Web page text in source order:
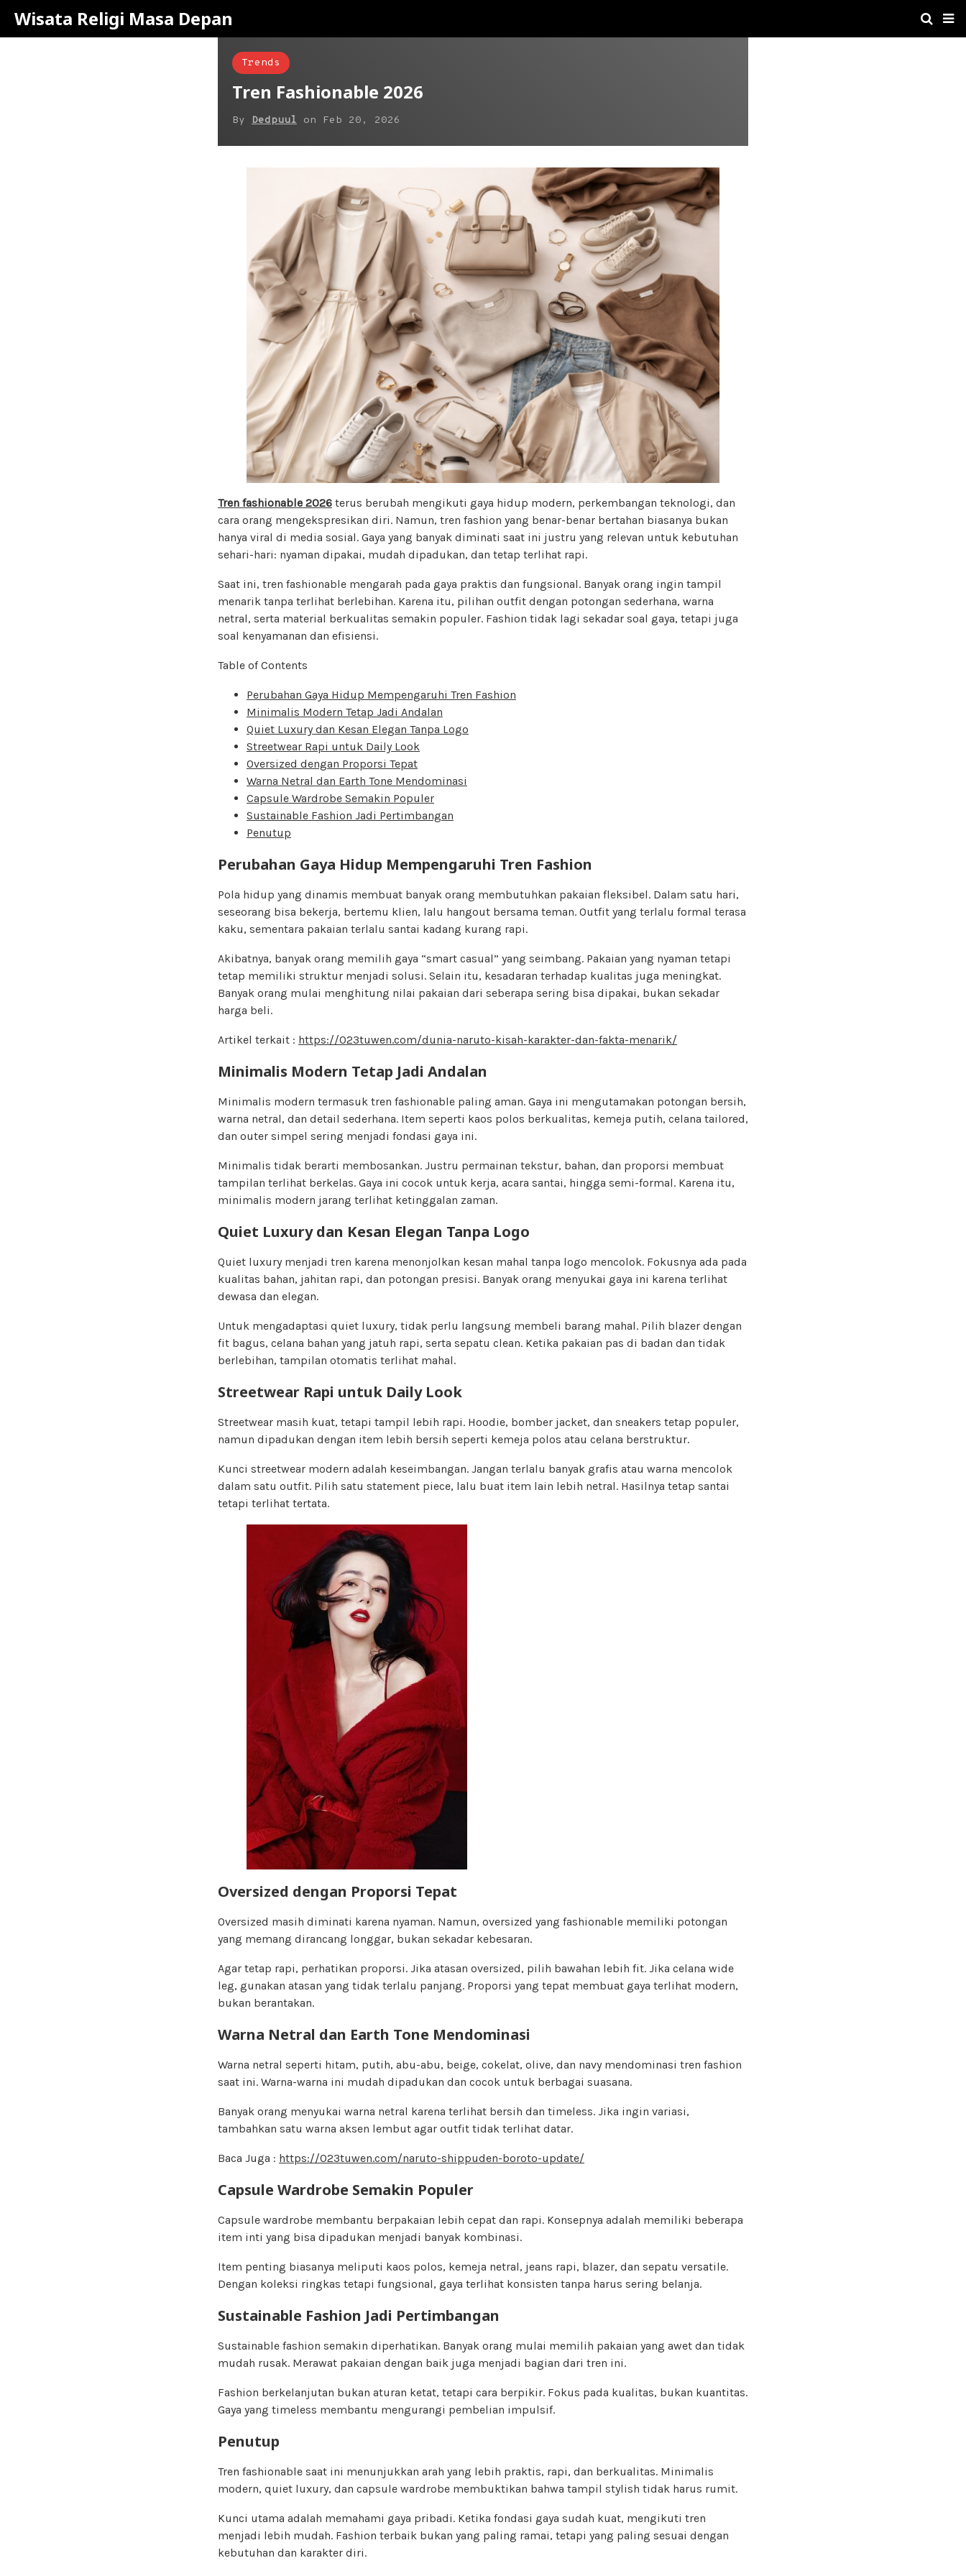
Wisata Religi Masa Depan
Trends
Tren Fashionable 2026
By Dedpuul on Feb 20, 2026
Tren fashionable 2026 terus berubah mengikuti gaya hidup modern, perkembangan teknologi, dan
cara orang mengekspresikan diri. Namun, tren fashion yang benar-benar bertahan biasanya bukan
hanya viral di media sosial. Gaya yang banyak diminati saat ini justru yang relevan untuk kebutuhan
sehari-hari: nyaman dipakai, mudah dipadukan, dan tetap terlihat rapi.
Saat ini, tren fashionable mengarah pada gaya praktis dan fungsional. Banyak orang ingin tampil
menarik tanpa terlihat berlebihan. Karena itu, pilihan outfit dengan potongan sederhana, warna
netral, serta material berkualitas semakin populer. Fashion tidak lagi sekadar soal gaya, tetapi juga
soal kenyamanan dan efisiensi.
Table of Contents
Perubahan Gaya Hidup Mempengaruhi Tren Fashion
Minimalis Modern Tetap Jadi Andalan
Quiet Luxury dan Kesan Elegan Tanpa Logo
Streetwear Rapi untuk Daily Look
Oversized dengan Proporsi Tepat
Warna Netral dan Earth Tone Mendominasi
Capsule Wardrobe Semakin Populer
Sustainable Fashion Jadi Pertimbangan
Penutup
Perubahan Gaya Hidup Mempengaruhi Tren Fashion
Pola hidup yang dinamis membuat banyak orang membutuhkan pakaian fleksibel. Dalam satu hari,
seseorang bisa bekerja, bertemu klien, lalu hangout bersama teman. Outfit yang terlalu formal terasa
kaku, sementara pakaian terlalu santai kadang kurang rapi.
Akibatnya, banyak orang memilih gaya “smart casual” yang seimbang. Pakaian yang nyaman tetapi
tetap memiliki struktur menjadi solusi. Selain itu, kesadaran terhadap kualitas juga meningkat.
Banyak orang mulai menghitung nilai pakaian dari seberapa sering bisa dipakai, bukan sekadar
harga beli.
Artikel terkait : https://023tuwen.com/dunia-naruto-kisah-karakter-dan-fakta-menarik/
Minimalis Modern Tetap Jadi Andalan
Minimalis modern termasuk tren fashionable paling aman. Gaya ini mengutamakan potongan bersih,
warna netral, dan detail sederhana. Item seperti kaos polos berkualitas, kemeja putih, celana tailored,
dan outer simpel sering menjadi fondasi gaya ini.
Minimalis tidak berarti membosankan. Justru permainan tekstur, bahan, dan proporsi membuat
tampilan terlihat berkelas. Gaya ini cocok untuk kerja, acara santai, hingga semi-formal. Karena itu,
minimalis modern jarang terlihat ketinggalan zaman.
Quiet Luxury dan Kesan Elegan Tanpa Logo
Quiet luxury menjadi tren karena menonjolkan kesan mahal tanpa logo mencolok. Fokusnya ada pada
kualitas bahan, jahitan rapi, dan potongan presisi. Banyak orang menyukai gaya ini karena terlihat
dewasa dan elegan.
Untuk mengadaptasi quiet luxury, tidak perlu langsung membeli barang mahal. Pilih blazer dengan
fit bagus, celana bahan yang jatuh rapi, serta sepatu clean. Ketika pakaian pas di badan dan tidak
berlebihan, tampilan otomatis terlihat mahal.
Streetwear Rapi untuk Daily Look
Streetwear masih kuat, tetapi tampil lebih rapi. Hoodie, bomber jacket, dan sneakers tetap populer,
namun dipadukan dengan item lebih bersih seperti kemeja polos atau celana berstruktur.
Kunci streetwear modern adalah keseimbangan. Jangan terlalu banyak grafis atau warna mencolok
dalam satu outfit. Pilih satu statement piece, lalu buat item lain lebih netral. Hasilnya tetap santai
tetapi terlihat tertata.
Oversized dengan Proporsi Tepat
Oversized masih diminati karena nyaman. Namun, oversized yang fashionable memiliki potongan
yang memang dirancang longgar, bukan sekadar kebesaran.
Agar tetap rapi, perhatikan proporsi. Jika atasan oversized, pilih bawahan lebih fit. Jika celana wide
leg, gunakan atasan yang tidak terlalu panjang. Proporsi yang tepat membuat gaya terlihat modern,
bukan berantakan.
Warna Netral dan Earth Tone Mendominasi
Warna netral seperti hitam, putih, abu-abu, beige, cokelat, olive, dan navy mendominasi tren fashion
saat ini. Warna-warna ini mudah dipadukan dan cocok untuk berbagai suasana.
Banyak orang menyukai warna netral karena terlihat bersih dan timeless. Jika ingin variasi,
tambahkan satu warna aksen lembut agar outfit tidak terlihat datar.
Baca Juga : https://023tuwen.com/naruto-shippuden-boroto-update/
Capsule Wardrobe Semakin Populer
Capsule wardrobe membantu berpakaian lebih cepat dan rapi. Konsepnya adalah memiliki beberapa
item inti yang bisa dipadukan menjadi banyak kombinasi.
Item penting biasanya meliputi kaos polos, kemeja netral, jeans rapi, blazer, dan sepatu versatile.
Dengan koleksi ringkas tetapi fungsional, gaya terlihat konsisten tanpa harus sering belanja.
Sustainable Fashion Jadi Pertimbangan
Sustainable fashion semakin diperhatikan. Banyak orang mulai memilih pakaian yang awet dan tidak
mudah rusak. Merawat pakaian dengan baik juga menjadi bagian dari tren ini.
Fashion berkelanjutan bukan aturan ketat, tetapi cara berpikir. Fokus pada kualitas, bukan kuantitas.
Gaya yang timeless membantu mengurangi pembelian impulsif.
Penutup
Tren fashionable saat ini menunjukkan arah yang lebih praktis, rapi, dan berkualitas. Minimalis
modern, quiet luxury, dan capsule wardrobe membuktikan bahwa tampil stylish tidak harus rumit.
Kunci utama adalah memahami gaya pribadi. Ketika fondasi gaya sudah kuat, mengikuti tren
menjadi lebih mudah. Fashion terbaik bukan yang paling ramai, tetapi yang paling sesuai dengan
kebutuhan dan karakter diri.